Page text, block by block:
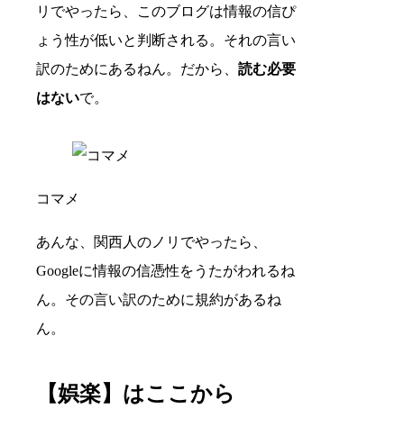
リでやったら、このブログは情報の信ぴ
ょう性が低いと判断される。それの言い
訳のためにあるねん。だから、読む必要
はないで。
コマメ
あんな、関西人のノリでやったら、
Googleに情報の信憑性をうたがわれるね
ん。その言い訳のために規約があるね
ん。
【娯楽】はここから